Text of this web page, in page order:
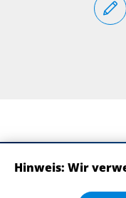
Hinweis: Wir